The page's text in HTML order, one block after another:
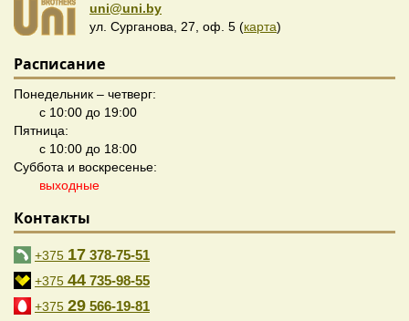
uni@uni.by
ул. Сурганова, 27, оф. 5 (карта)
Расписание
Понедельник – четверг:
с 10:00 до 19:00
Пятница:
с 10:00 до 18:00
Суббота и воскресенье:
выходные
Контакты
+375 17 378-75-51
+375 44 735-98-55
+375 29 566-19-81